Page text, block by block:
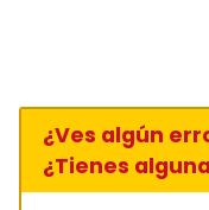
¿Ves algún
¿Tienes